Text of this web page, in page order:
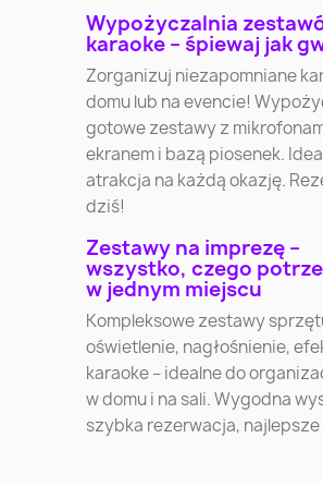
Wypożyczalnia
karaoke – śpiewaj jak
Zorganizuj niezapomniane
domu lub na evencie!
gotowe zestawy z
ekranem i bazą piosenek.
atrakcja na każdą okazję.
dziś!
Zestawy na imprezę –
wszystko, czego
w jednym miejscu
Kompleksowe zestawy
oświetlenie, nagłośnienie,
karaoke – idealne do
w domu i na sali. Wygodna
szybka rezerwacja, najlepsze